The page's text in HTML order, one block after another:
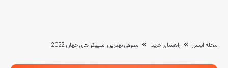
مجله ایسل راهنمای خرید معرفی بهترین اسپیکر های جهان 2022